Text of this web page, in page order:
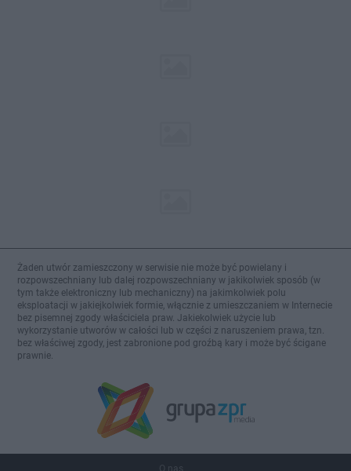
Żaden utwór zamieszczony w serwisie nie może być powielany i
rozpowszechniany lub dalej rozpowszechniany w jakikolwiek sposób (w
tym także elektroniczny lub mechaniczny) na jakimkolwiek polu
eksploatacji w jakiejkolwiek formie, włącznie z umieszczaniem w Internecie
bez pisemnej zgody właściciela praw. Jakiekolwiek użycie lub
wykorzystanie utworów w całości lub w części z naruszeniem prawa, tzn.
bez właściwej zgody, jest zabronione pod groźbą kary i może być ścigane
prawnie.
O nas